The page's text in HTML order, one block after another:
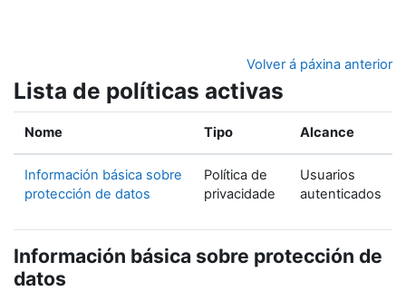
Volver á páxina anterior
Lista de políticas activas
Nome Tipo Alcance
Información básica sobre
protección de datos
Política de
privacidade
Usuarios
autenticados
Información básica sobre protección de
datos